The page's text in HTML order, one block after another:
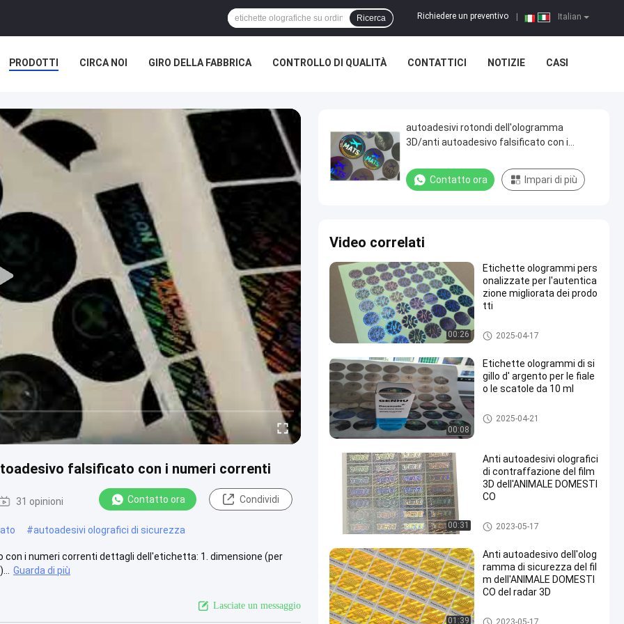
Italian
Richiedere un preventivo
Ricerca
PRODOTTI CIRCA NOI GIRO DELLA FABBRICA CONTROLLO DI QUALITÀ CONTATTICI NOTIZIE CASI
falsificato con i numeri correnti
31 opinioni Contatto ora Condividi
#autoadesivi olografici di sicurezza
i numeri correnti dettagli dell'etichetta: 1. dimensione (per
Guarda di più
Lasciate un messaggio
autoadesivi rotondi dell'ologramma
3D/anti autoadesivo falsificato con i
Contatto ora Impari di più
Video correlati
00:26
Etichette ologrammi pers
onalizzate per l'autentica
zione migliorata dei prodo
tti
autoadesivo dell'ologramma
di sicurezza
2025-04-17
00:08
Etichette ologrammi di si
gillo d' argento per le fiale
o le scatole da 10 ml
autoadesivo dell'ologramma
di sicurezza
2025-04-21
00:31
Anti autoadesivi olografici
di contraffazione del film
3D dell'ANIMALE DOMESTI
CO
autoadesivo dell'ologramma
di sicurezza
2023-05-17
01:39
Anti autoadesivo dell'olog
ramma di sicurezza del fil
m dell'ANIMALE DOMESTI
CO del radar 3D
autoadesivo dell'ologramma
2023-05-17